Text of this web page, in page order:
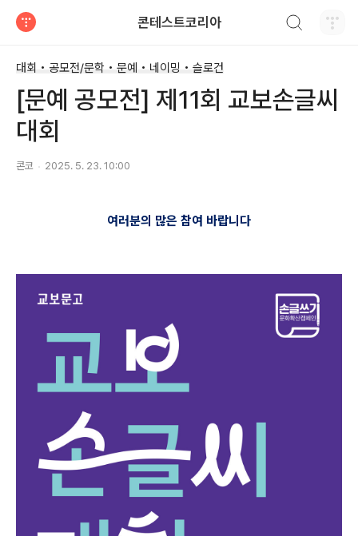
콘테스트코리아
대회 • 공모전/문학 • 문예 • 네이밍 • 슬로건
[문예 공모전] 제11회 교보손글씨
대회
콘코 2025. 5. 23. 10:00
여러분의 많은 참여 바랍니다